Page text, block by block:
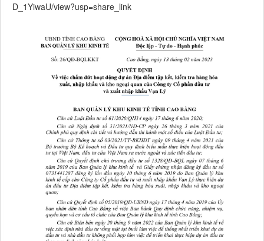
D_1YiwaU/view?usp=share_link